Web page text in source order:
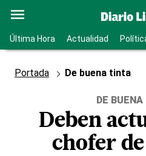
Última Hora Actualidad
Portada De buena tinta
DE
Deben
chofer